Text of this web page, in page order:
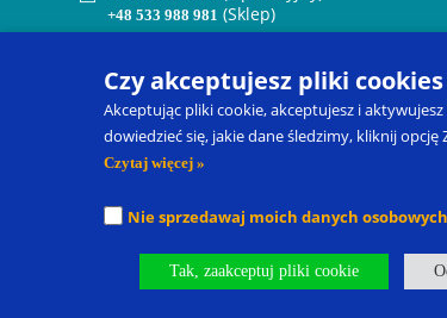
+48 533 988 981 (Sklep)
Picture Exchange Communication System , PECS
Czy akceptujesz pliki
Akceptując pliki cookie, akceptujesz i
dowiedzieć się, jakie dane śledzimy, kliknij opcję
Czytaj więcej »
Nie sprzedawaj moich danych osobowych
Tak, zaakceptuj pliki cookie